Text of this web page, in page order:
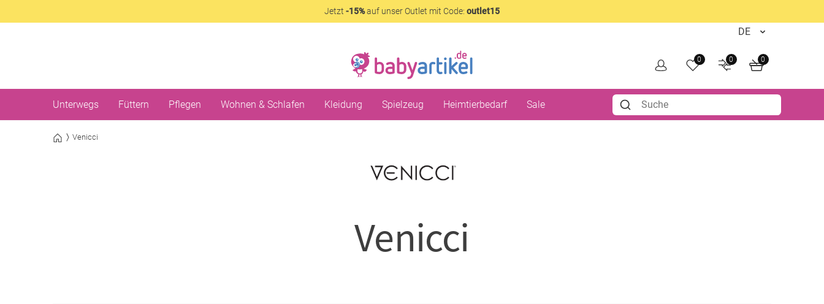
Jetzt -15%auf unser Outlet mit Code: outlet15
0 0 0
Unterwegs Füttern Pflegen Wohnen & Schlafen Kleidung Spielzeug Heimtierbedarf Sale
Venicci
Venicci